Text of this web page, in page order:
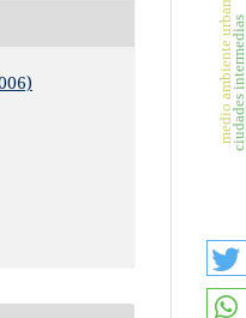
ciudades intermedias
medio ambiente urbano